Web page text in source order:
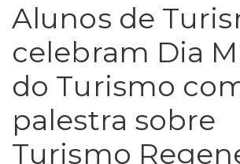
Alunos de
celebram Dia
do Turismo
palestra sobre
Turismo